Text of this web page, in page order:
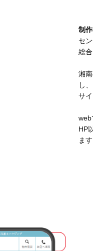
制
セ
総
湘
し、
サ
web
HP
ます